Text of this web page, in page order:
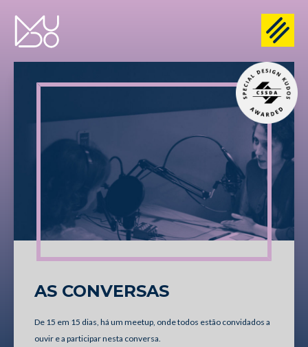
AS CONVERSAS
De 15 em 15 dias, há um meetup, onde todos estão convidados a
ouvir e a participar nesta conversa.